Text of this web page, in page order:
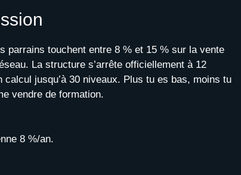
parrains touchent entre 8 % et 15 % sur la vente
La structure s’arrête officiellement à 12
jusqu’à 30 niveaux. Plus tu es bas, moins tu
vendre de formation.
8 %/an.